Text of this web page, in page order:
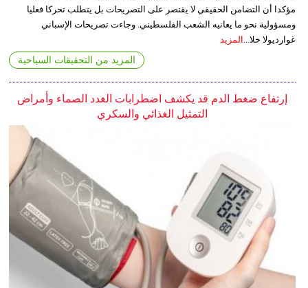
مؤكدا أن التضامن الحقيقي لا يقتصر على التصريحات بل يتطلب تحركا فعليا
ومسؤولية نحو ما يعانيه الشعب الفلسطيني. وجاءت تصريحات الإسباني
غوارديولا خلا...
المزيد
المزيد من التحقيقات السياحية
إرتفاع ضغط الدم قد يكشف اضطرابات الغدد الصماء وأمراض
التمثيل الغذائي والسكري